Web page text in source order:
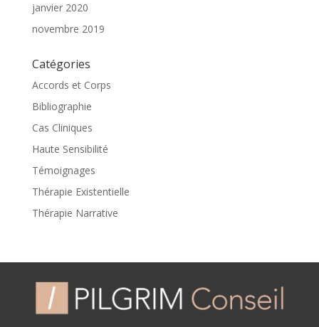
janvier 2020
novembre 2019
Catégories
Accords et Corps
Bibliographie
Cas Cliniques
Haute Sensibilité
Témoignages
Thérapie Existentielle
Thérapie Narrative